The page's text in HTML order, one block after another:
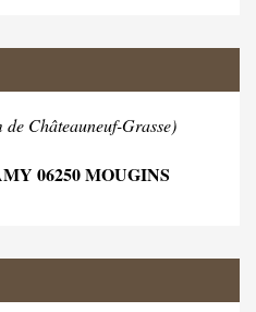
de Châteauneuf-Grasse)
06250 MOUGINS